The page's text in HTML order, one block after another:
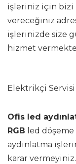
işleriniz için bizi
vereceğiniz
işlerinizde size
hizmet
Elektrikçi Servisi
Ofis led
RGB led
aydınlatma
karar vermeyiniz.